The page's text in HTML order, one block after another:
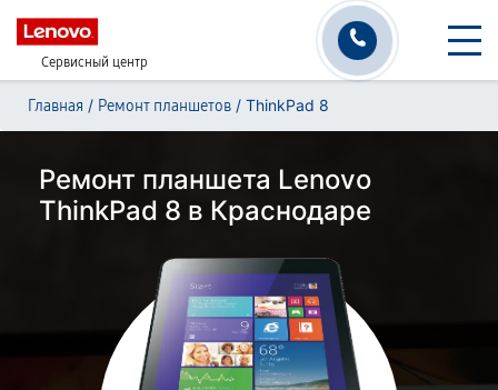
Сервисный центр
Главная / Ремонт планшетов / ThinkPad 8
Ремонт планшета Lenovo
ThinkPad 8 в Краснодаре